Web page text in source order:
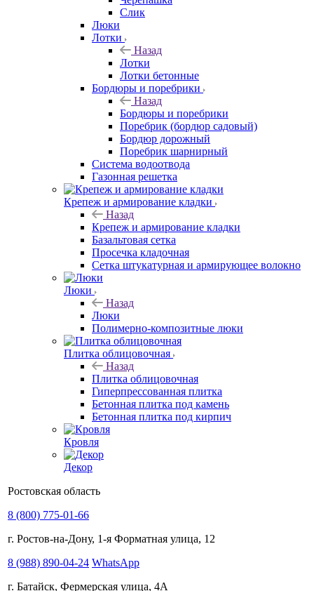
Слик
Люки
Лотки
Назад
Лотки
Лотки бетонные
Бордюры и поребрики
Назад
Бордюры и поребрики
Поребрик (бордюр садовый)
Бордюр дорожный
Поребрик шарнирный
Система водоотвода
Газонная решетка
Крепеж и армирование кладки
Назад
Крепеж и армирование кладки
Базальтовая сетка
Просечка кладочная
Сетка штукатурная и армирующее волокно
Люки
Назад
Люки
Полимерно-композитные люки
Плитка облицовочная
Назад
Плитка облицовочная
Гиперпрессованная плитка
Бетонная плитка под камень
Бетонная плитка под кирпич
Кровля
Декор
Ростовская область
8 (800) 775-01-66
г. Ростов-на-Дону, 1-я Форматная улица, 12
8 (988) 890-04-24 WhatsApp
г. Батайск, Фермерская улица, 4А